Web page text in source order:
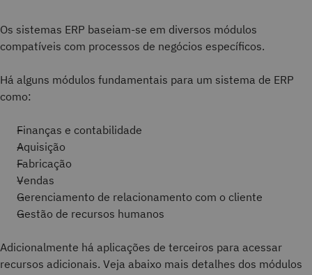
Os sistemas ERP baseiam-se em diversos módulos
compatíveis com processos de negócios específicos.
Há alguns módulos fundamentais para um sistema de ERP
como:
Finanças e contabilidade
Aquisição
Fabricação
Vendas
Gerenciamento de relacionamento com o cliente
Gestão de recursos humanos
Adicionalmente há aplicações de terceiros para acessar
recursos adicionais. Veja abaixo mais detalhes dos módulos